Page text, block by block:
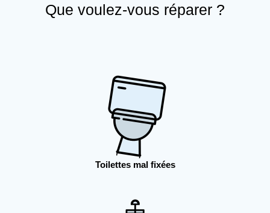
Que voulez-vous réparer ?
Toilettes mal fixées